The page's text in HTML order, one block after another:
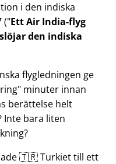
i den indiska
( Ett Air India-flyg
den indiska
flygledningen ge
minuter innan
berättelse helt
Inte bara liten
🇹🇷 Turkiet till ett